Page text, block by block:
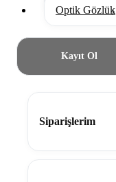
Optik Gözlük
Kayıt Ol
Siparişlerim